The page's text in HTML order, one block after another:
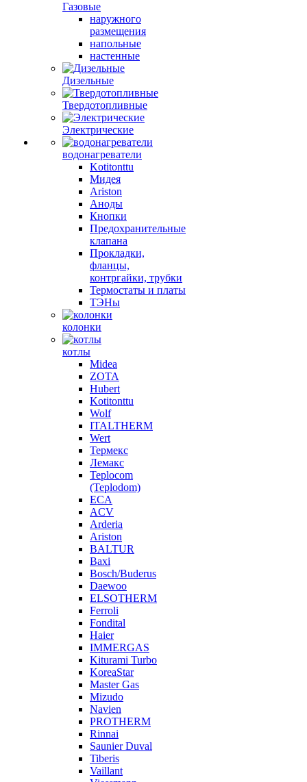
Газовые
наружного
размещения
напольные
настенные
Дизельные
Твердотопливные
Электрические
водонагреватели
Kotitonttu
Мидея
Ariston
Аноды
Кнопки
Предохранительные
клапана
Прокладки,
фланцы,
контргайки, трубки
Термостаты и платы
ТЭНы
колонки
котлы
Midea
ZOTA
Hubert
Kotitonttu
Wolf
ITALTHERM
Wert
Термекс
Лемакс
Teplocom
(Teplodom)
ECA
ACV
Arderia
Ariston
BALTUR
Baxi
Bosch/Buderus
Daewoo
ELSOTHERM
Ferroli
Fondital
Haier
IMMERGAS
Kiturami Turbo
KoreaStar
Master Gas
Mizudo
Navien
PROTHERM
Rinnai
Saunier Duval
Tiberis
Vaillant